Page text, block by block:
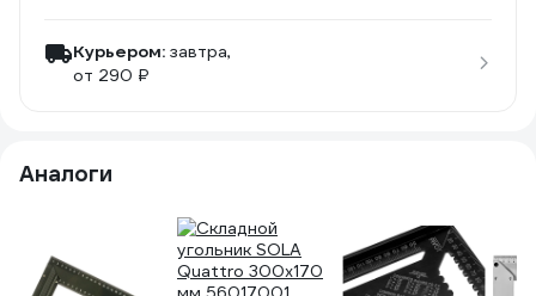
Курьером: завтра,
от 290 ₽
Аналоги